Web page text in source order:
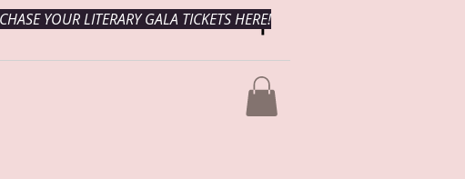
YOUR LITERARY GALA TICKETS HERE!